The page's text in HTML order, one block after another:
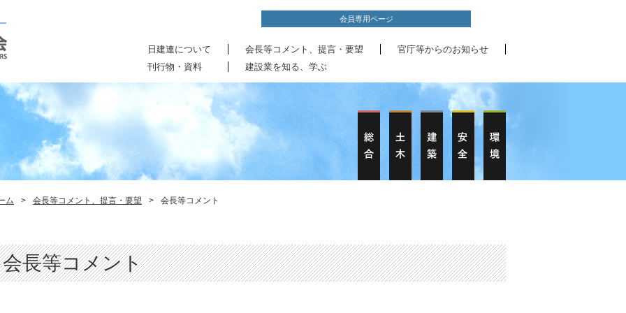
会員専用ページ
日建連について 会長等コメント、提言・要望
官庁等からのお知らせ
刊行物・資料
建設業を知る、学ぶ
ム > 会長等コメント、提言・要望 > 会長等コメント
会長等コメント